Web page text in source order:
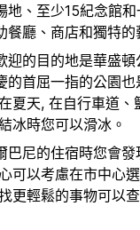
地、至少15紀念館
餐廳、商店和獨特的
迎的目的地是華盛
的首屈一指的公園
夏天, 在自行車道
冰時您可以滑冰。
巴尼的住宿時您會
可以考慮在市中心
更輕鬆的事物可以